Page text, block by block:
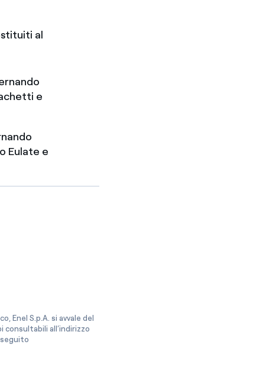
al
e
Eulate e
S.p.A. si avvale del
consultabili all’indirizzo
seguito